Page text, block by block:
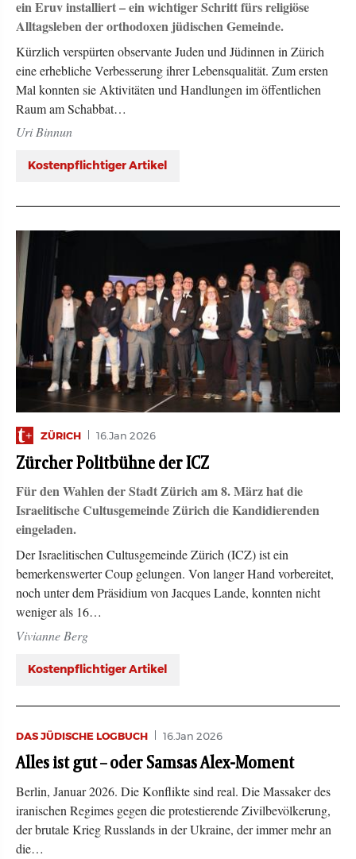
ein Eruv installiert – ein wichtiger Schritt fürs religiöse
Alltagsleben der orthodoxen jüdischen Gemeinde.
Kürzlich verspürten observante Juden und Jüdinnen in Zürich
eine erhebliche Verbesserung ihrer Lebensqualität. Zum ersten
Mal konnten sie Aktivitäten und Handlungen im öffentlichen
Raum am Schabbat…
Uri Binnun
Kostenpflichtiger Artikel
ZÜRICH 16.Jan 2026
Zürcher Politbühne der ICZ
Für den Wahlen der Stadt Zürich am 8. März hat die
Israelitische Cultusgemeinde Zürich die Kandidierenden
eingeladen.
Der Israelitischen Cultusgemeinde Zürich (ICZ) ist ein
bemerkenswerter Coup gelungen. Von langer Hand vorbereitet,
noch unter dem Präsidium von Jacques Lande, konnten nicht
weniger als 16…
Vivianne Berg
Kostenpflichtiger Artikel
DAS JÜDISCHE LOGBUCH 16.Jan 2026
Alles ist gut – oder Samsas Alex-Moment
Berlin, Januar 2026. Die Konflikte sind real. Die Massaker des
iranischen Regimes gegen die protestierende Zivilbevölkerung,
der brutale Krieg Russlands in der Ukraine, der immer mehr an
die…